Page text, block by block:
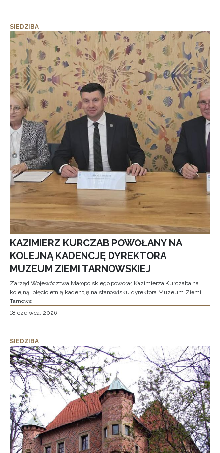
SIEDZIBA
KAZIMIERZ KURCZAB POWOŁANY NA
KOLEJNĄ KADENCJĘ DYREKTORA
MUZEUM ZIEMI TARNOWSKIEJ
Zarząd Województwa Małopolskiego powołał Kazimierza Kurczaba na
kolejną, pięcioletnią kadencję na stanowisku dyrektora Muzeum Ziemi
Tarnows
18 czerwca, 2026
SIEDZIBA